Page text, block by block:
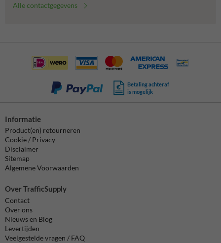
Alle contactgegevens
Betaling achteraf
is mogelijk
Informatie
Product(en) retourneren
Cookie / Privacy
Disclaimer
Sitemap
Algemene Voorwaarden
Over TrafficSupply
Contact
Over ons
Nieuws en Blog
Levertijden
Veelgestelde vragen / FAQ